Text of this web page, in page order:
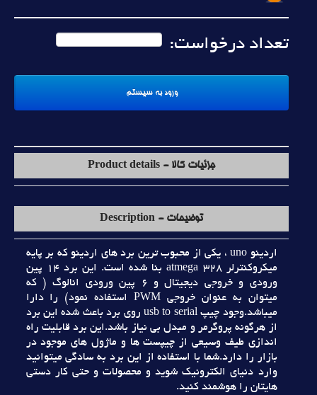
تعداد درخواست:
جزئیات کالا - Product details
توضیحات - Description
اردينو uno ، يکي از محبوب ترين برد هاي اردينو که بر پايه
ميکروکنترلر atmega 328 بنا شده است. اين برد 14 پين
ورودي و خروجي ديجيتال و 6 پين ورودي انالوگ ( که
ميتوان به عنوان خروجي PWM استفاده نمود) را دارا
ميباشد.وجود چيپ usb to serial روي برد باعث شده اين برد
از هرگونه پروگرمر و مبدل بي نياز باشد.اين برد قابليت راه
اندازي طيف وسيعي از چيپست ها و ماژول هاي موجود در
بازار را دارد.شما با استفاده از اين برد به سادگي ميتوانيد
وارد دنياي الکترونيک شويد و محصولات و حتي کار دستي
هايتان را هوشمند کنيد.